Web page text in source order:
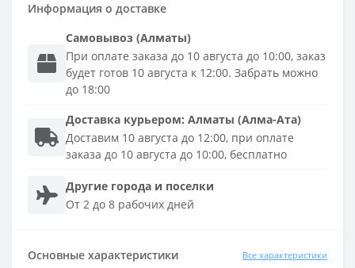
Информация о доставке
Самовывоз (Алматы)
При оплате заказа до 10 августа до 10:00, заказ
будет готов 10 августа к 12:00. Забрать можно
до 18:00
Доставка курьером: Алматы (Алма-Ата)
Доставим 10 августа до 12:00, при оплате
заказа до 10 августа до 10:00, бесплатно
Другие города и поселки
От 2 до 8 рабочих дней
Основные характеристики Все характеристики